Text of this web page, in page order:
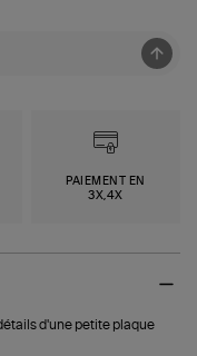
PAIEMENT EN
3X,4X
d'une petite plaque